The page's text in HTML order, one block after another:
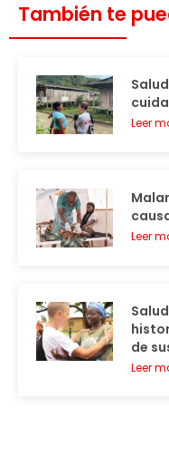
También te
Leer
Leer
de
Leer